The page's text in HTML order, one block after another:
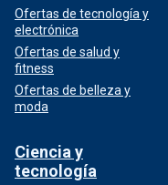
Ofertas de tecnología y
electrónica
Ofertas de salud y
fitness
Ofertas de belleza y
moda
Ciencia y
tecnología